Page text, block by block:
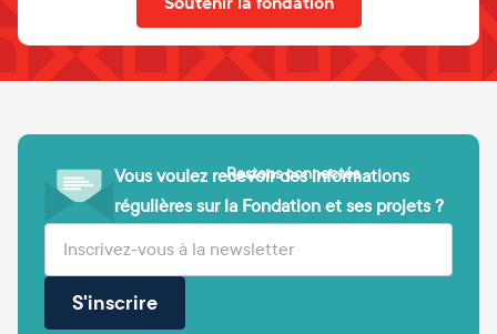
Vous voulez recevoir des informations
régulières sur la Fondation et ses projets ?
Votre adresse e-mail (obligatoire)
S'inscrire
Restons connectés